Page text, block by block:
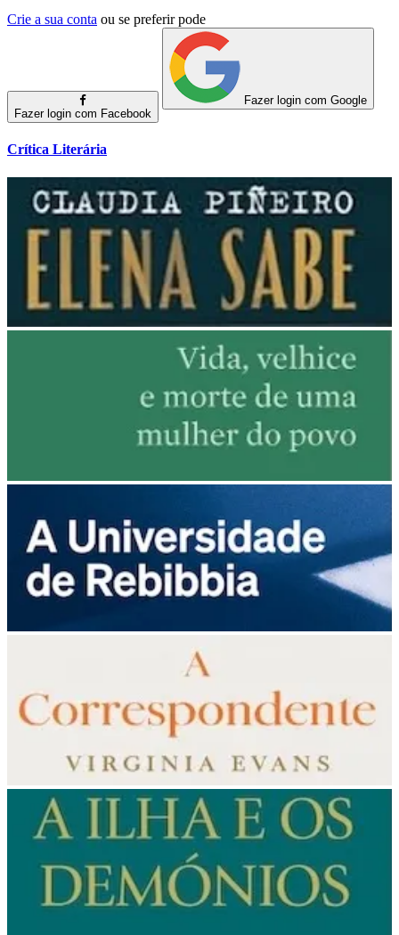
Crie a sua conta ou se preferir pode
Fazer login com Facebook
Fazer login com Google
Crítica Literária